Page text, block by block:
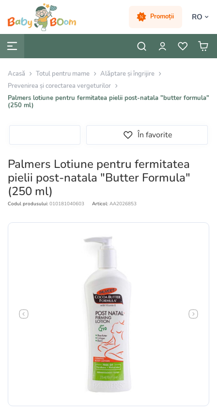
Promoții RO
Acasă Totul pentru mame
Alăptare și îngrijire
Prevenirea și corectarea vergeturilor
Palmers lotiune pentru fermitatea pielii post-natala "butter formula"
(250 ml)
În favorite
Palmers Lotiune pentru fermitatea
pielii post-natala "Butter Formula"
(250 ml)
Codul produsului: 010181040603 Articol: AA2026853